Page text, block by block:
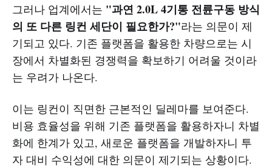
그러나 업계에서는 "과연 2.0L 4기통 전륜구동 방식
의 또 다른 링컨 세단이 필요한가?"라는 의문이 제
기되고 있다. 기존 플랫폼을 활용한 차량으로는 시
장에서 차별화된 경쟁력을 확보하기 어려울 것이라
는 우려가 나온다.
이는 링컨이 직면한 근본적인 딜레마를 보여준다.
비용 효율성을 위해 기존 플랫폼을 활용하자니 차별
화에 한계가 있고, 새로운 플랫폼을 개발하자니 투
자 대비 수익성에 대한 의문이 제기되는 상황이다.